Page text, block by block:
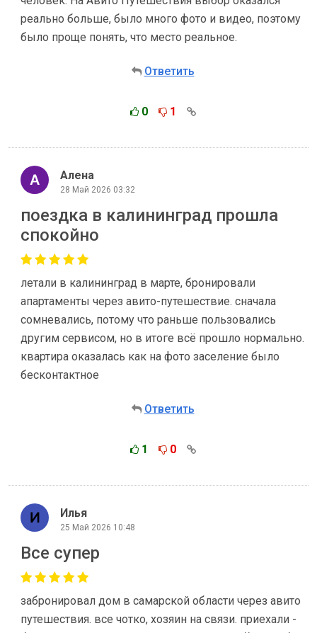
реально больше, было много фото и видео, поэтому
было проще понять, что место реальное.
Ответить
0 1
Алена
28 Май 2026 03:32
поездка в калининград прошла
спокойно
летали в калининград в марте, бронировали
апартаменты через авито-путешествие. сначала
сомневались, потому что раньше пользовались
другим сервисом, но в итоге всё прошло нормально.
квартира оказалась как на фото заселение было
бесконтактное
Ответить
1 0
Илья
25 Май 2026 10:48
Все супер
забронировал дом в самарской области через авито
путешествия. все чотко, хозяин на связи. приехали -